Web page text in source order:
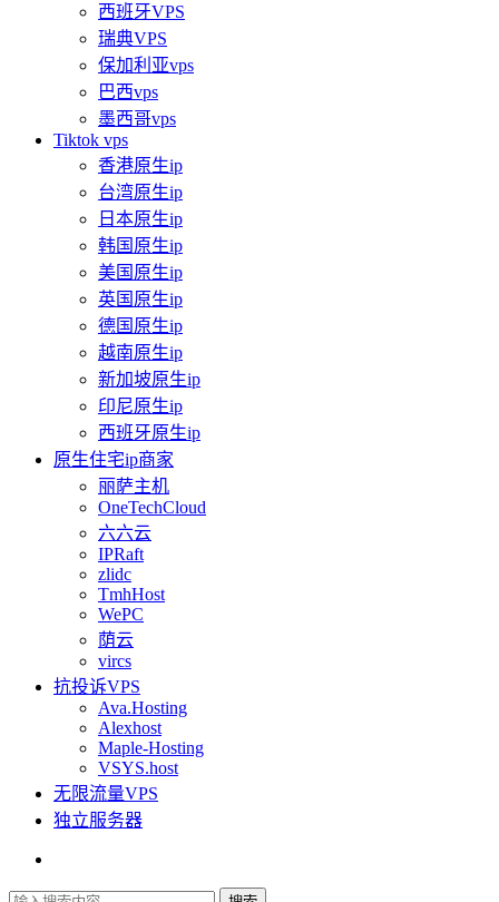
西班牙VPS
瑞典VPS
保加利亚vps
巴西vps
墨西哥vps
Tiktok vps
香港原生ip
台湾原生ip
日本原生ip
韩国原生ip
美国原生ip
英国原生ip
德国原生ip
越南原生ip
新加坡原生ip
印尼原生ip
西班牙原生ip
原生住宅ip商家
丽萨主机
OneTechCloud
六六云
IPRaft
zlidc
TmhHost
WePC
荫云
vircs
抗投诉VPS
Ava.Hosting
Alexhost
Maple-Hosting
VSYS.host
无限流量VPS
独立服务器